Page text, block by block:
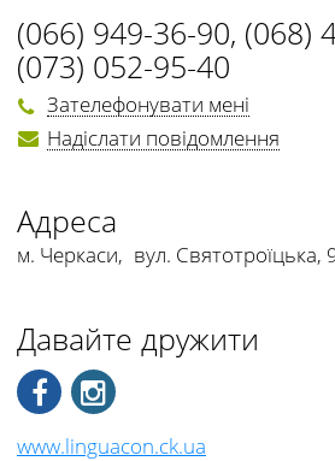
(066) 949-36-90, (068)
(073) 052-95-40
Зателефонувати мені
Надіслати повідомлення
Адреса
м. Черкаси, вул. Святотроїцька,
Давайте дружити
www.linguacon.ck.ua